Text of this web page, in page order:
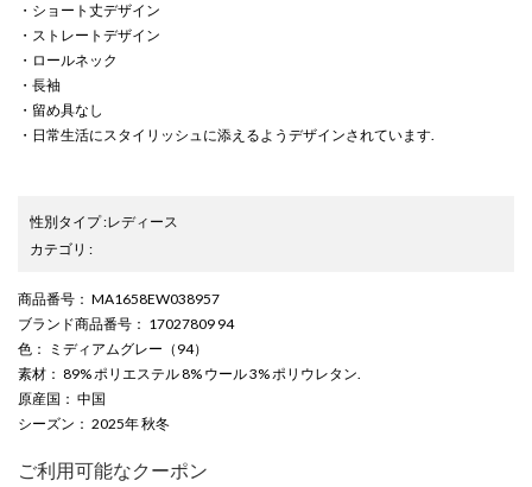
・ショート丈デザイン
・ストレートデザイン
・ロールネック
・長袖
・留め具なし
・日常生活にスタイリッシュに添えるようデザインされています.
性別タイプ:レディース
カテゴリ :
商品番号 ： MA1658EW038957
ブランド商品番号 ： 17027809 94
色 ： ミディアムグレー（94）
素材 ： 89% ポリエステル 8% ウール 3% ポリウレタン.
原産国 ： 中国
シーズン ： 2025年 秋冬
ご利用可能なクーポン